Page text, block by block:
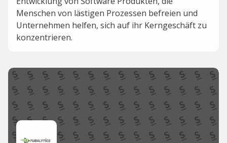
Menschen von lästigen Prozessen befreien und
Unternehmen helfen, sich auf ihr Kerngeschäft zu
konzentrieren.